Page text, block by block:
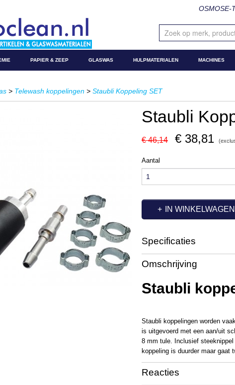
OSMOSE-
PAPIER & ZEEP GLASWAS HULPMATERIALEN MACHINES
> Telewash koppelingen > Staubli Koppeling SET
Staubli
€ 46,14 € 38,81
Aantal
IN WINKELWAGEN
Specificaties
Productcode
Omschrijving
Staubli
Staubli koppelingen worden
is uitgevoerd met een aan/uit
8 mm tule. Inclusief
koppeling is duurder maar gaat
Reacties